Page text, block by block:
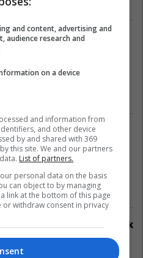
për zgjerimin e të
kurdëve
Artë do t’i shkurtohen
po ndërton aty ku nuk
and content, advertising and
audience research and
on a device
and information from
and other device
by and shared with 369
this site. We and our partners
List of partners.
personal data on the basis
can object to by managing
link at the bottom of this page
or withdraw consent in privacy